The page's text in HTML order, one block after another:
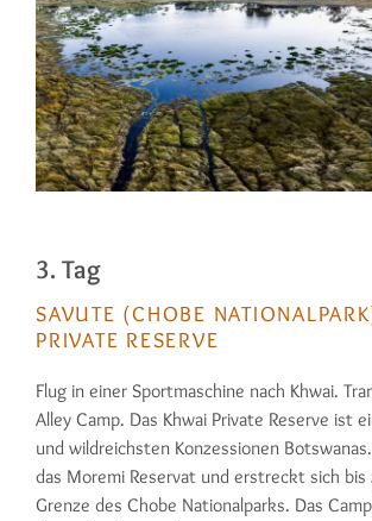
3. Tag
SAVUTE (CHOBE
PRIVATE RESERVE
Flug in einer Sportmaschine nach Khwai.
Alley Camp. Das Khwai Private Reserve ist
und wildreichsten Konzessionen
das Moremi Reservat und erstreckt sich
Grenze des Chobe Nationalparks. Das